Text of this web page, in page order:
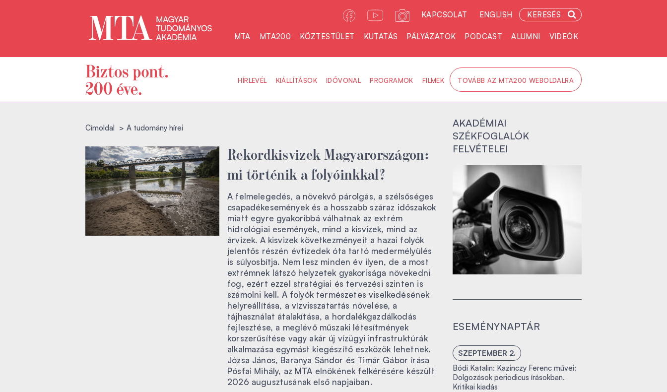
KAPCSOLAT ENGLISH KERESÉS
MTA MTA200 KÖZTESTÜLET KUTATÁS PÁLYÁZATOK PODCAST ALUMNI VIDEÓK
HÍRLEVÉL KIÁLLÍTÁSOK IDŐVONAL PROGRAMOK FILMEK TOVÁBB AZ MTA200 WEBOLDALRA
Címoldal A tudomány hírei
Rekordkisvizek Magyarországon:
mi történik a folyóinkkal?
A felmelegedés, a növekvő párolgás, a szélsőséges
csapadékesemények és a hosszabb száraz időszakok
miatt egyre gyakoribbá válhatnak az extrém
hidrológiai események, mind a kisvizek, mind az
árvizek. A kisvizek következményeit a hazai folyók
jelentős részén évtizedek óta tartó medermélyülés
is súlyosbítja. Nem lesz minden év ilyen, de a most
extrémnek látszó helyzetek gyakorisága növekedni
fog, ezért ezzel stratégiai és tervezési szinten is
számolni kell. A folyók természetes viselkedésének
helyreállítása, a vízvisszatartás növelése, a
tájhasználat átalakítása, a hordalékgazdálkodás
fejlesztése, a meglévő műszaki létesítmények
korszerűsítése vagy akár új vízügyi infrastruktúrák
alkalmazása egymást kiegészítő eszközök lehetnek.
Józsa János, Baranya Sándor és Timár Gábor írása
Pósfai Mihály, az MTA elnökének felkérésére készült
2026 augusztusának első napjaiban.
AKADÉMIAI
SZÉKFOGLALÓK
FELVÉTELEI
ESEMÉNYNAPTÁR
SZEPTEMBER 2.
Bódi Katalin: Kazinczy Ferenc művei:
Dolgozások periodicus írásokban.
Kritikai kiadás